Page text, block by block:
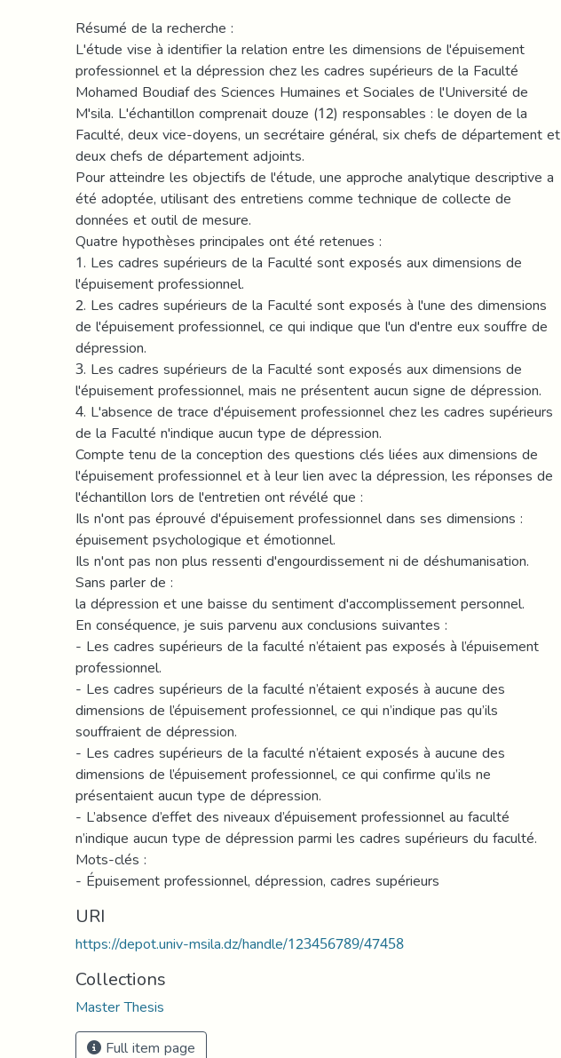
Résumé de la recherche :
L'étude vise à identifier la relation entre les dimensions de l'épuisement
professionnel et la dépression chez les cadres supérieurs de la Faculté
Mohamed Boudiaf des Sciences Humaines et Sociales de l'Université de
M'sila. L'échantillon comprenait douze (12) responsables : le doyen de la
Faculté, deux vice-doyens, un secrétaire général, six chefs de département et
deux chefs de département adjoints.
Pour atteindre les objectifs de l'étude, une approche analytique descriptive a
été adoptée, utilisant des entretiens comme technique de collecte de
données et outil de mesure.
Quatre hypothèses principales ont été retenues :
1. Les cadres supérieurs de la Faculté sont exposés aux dimensions de
l'épuisement professionnel.
2. Les cadres supérieurs de la Faculté sont exposés à l'une des dimensions
de l'épuisement professionnel, ce qui indique que l'un d'entre eux souffre de
dépression.
3. Les cadres supérieurs de la Faculté sont exposés aux dimensions de
l'épuisement professionnel, mais ne présentent aucun signe de dépression.
4. L'absence de trace d'épuisement professionnel chez les cadres supérieurs
de la Faculté n'indique aucun type de dépression.
Compte tenu de la conception des questions clés liées aux dimensions de
l'épuisement professionnel et à leur lien avec la dépression, les réponses de
l'échantillon lors de l'entretien ont révélé que :
Ils n'ont pas éprouvé d'épuisement professionnel dans ses dimensions :
épuisement psychologique et émotionnel.
Ils n'ont pas non plus ressenti d'engourdissement ni de déshumanisation.
Sans parler de :
la dépression et une baisse du sentiment d'accomplissement personnel.
En conséquence, je suis parvenu aux conclusions suivantes :
- Les cadres supérieurs de la faculté n’étaient pas exposés à l’épuisement
professionnel.
- Les cadres supérieurs de la faculté n’étaient exposés à aucune des
dimensions de l’épuisement professionnel, ce qui n’indique pas qu’ils
souffraient de dépression.
- Les cadres supérieurs de la faculté n’étaient exposés à aucune des
dimensions de l’épuisement professionnel, ce qui confirme qu’ils ne
présentaient aucun type de dépression.
- L’absence d’effet des niveaux d’épuisement professionnel au faculté
n’indique aucun type de dépression parmi les cadres supérieurs du faculté.
Mots-clés :
- Épuisement professionnel, dépression, cadres supérieurs
URI
https://depot.univ-msila.dz/handle/123456789/47458
Collections
Master Thesis
Full item page